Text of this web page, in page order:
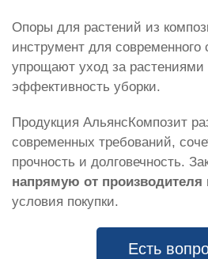
Опоры для растений из
инструмент для современного
упрощают уход за
эффективность уборки.
Продукция АльянсКомпозит
современных требований,
прочность и долговечность.
напрямую от производителя
условия покупки.
Есть